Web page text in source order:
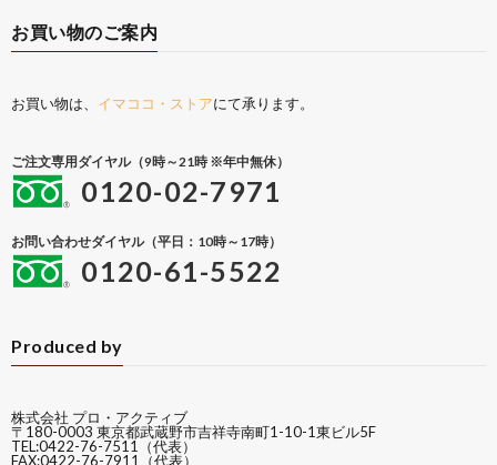
お買い物のご案内
お買い物は、 イマココ・ストアにて承ります。
ご注文専用ダイヤル（9時～21時 ※年中無休）
0120-02-7971
お問い合わせダイヤル（平日：10時～17時）
0120-61-5522
Produced by
株式会社 プロ・アクティブ
〒180-0003 東京都武蔵野市吉祥寺南町1-10-1東ビル5F
TEL:0422-76-7511（代表）
FAX:0422-76-7911（代表）